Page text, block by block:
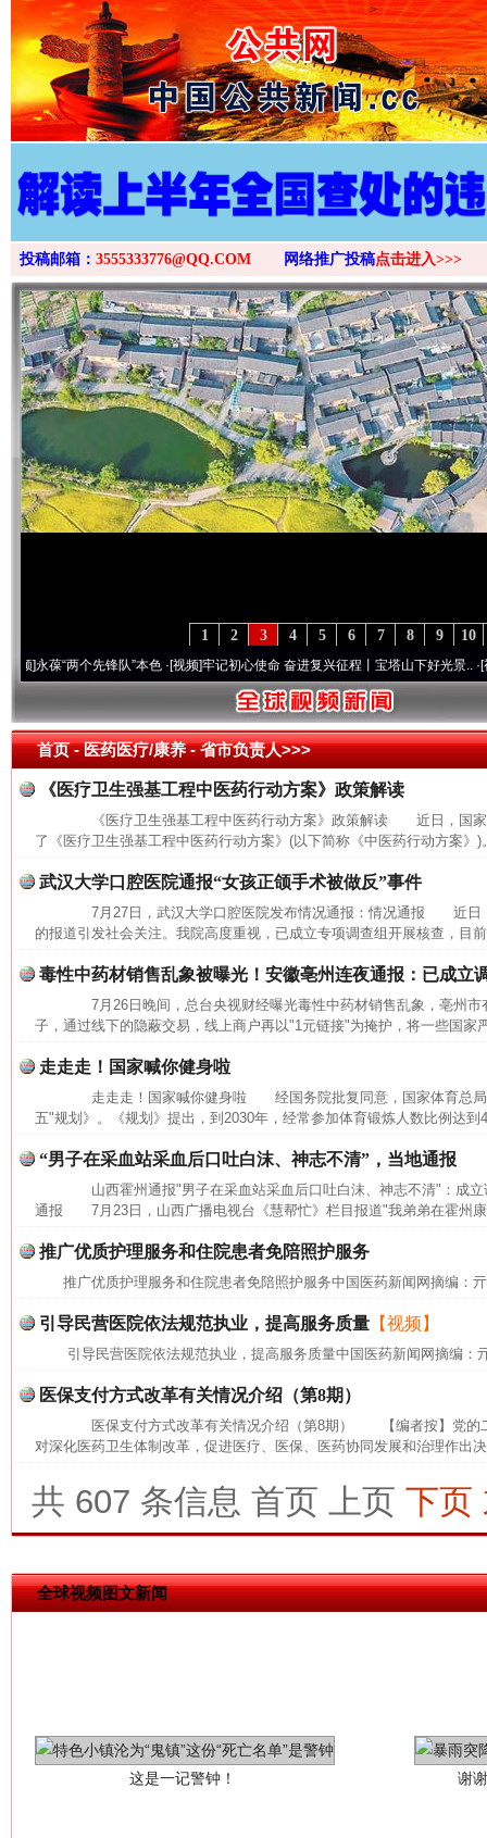
>
投稿邮箱： 3555333776@QQ.COM 网络推广投稿点击进入>>>
10
9
8
7
6
5
4
3
2
1
葆“两个先锋队”本色·[视频]牢记初心使命 奋进复兴征程丨宝塔山下好光景..·[视频]因
首页- 医药医疗/康养 -省市负责人>>>
《医疗卫生强基工程中医药行动方案》政策解读
《医疗卫生强基工程中医药行动方案》政策解读 近日，国家
了《医疗卫生强基工程中医药行动方案》(以下简称《中医药行动方案》
武汉大学口腔医院通报“女孩正颌手术被做反”事件
7月27日，武汉大学口腔医院发布情况通报：情况通报 近日
的报道引发社会关注。我院高度重视，已成立专项调查组开展核查，目
毒性中药材销售乱象被曝光！安徽亳州连夜通报：已成立
7月26日晚间，总台央视财经曝光毒性中药材销售乱象，亳州市
子，通过线下的隐蔽交易，线上商户再以"1元链接"为掩护，将一些国家
走走走！国家喊你健身啦
走走走！国家喊你健身啦 经国务院批复同意，国家体育总局
五"规划》。《规划》提出，到2030年，经常参加体育锻炼人数比例
“男子在采血站采血后口吐白沫、神志不清”，当地通报
山西霍州通报"男子在采血站采血后口吐白沫、神志不清"：成
通报 7月23日，山西广播电视台《慧帮忙》栏目报道"我弟弟在霍州
推广优质护理服务和住院患者免陪照护服务
推广优质护理服务和住院患者免陪照护服务中国医药新闻网摘编：
引导民营医院依法规范执业，提高服务质量 【视频】
引导民营医院依法规范执业，提高服务质量中国医药新闻网摘编：
医保支付方式改革有关情况介绍（第8期）
医保支付方式改革有关情况介绍（第8期） 【编者按】党的二
对深化医药卫生体制改革，促进医疗、医保、医药协同发展和治理作出
共 607 条信息 首页 上页 下页
全球视频图文新闻
网上购药对药下症？